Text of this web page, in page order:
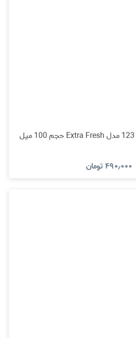
۴۹۰٫۰۰۰ تومان